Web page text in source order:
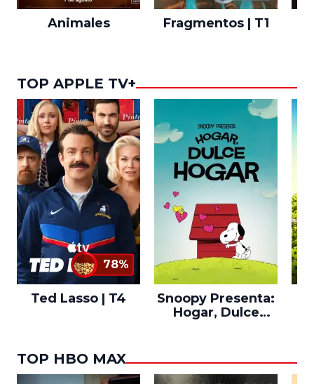
Animales Fragmentos | T1
TOP APPLE TV+
78%
Ted Lasso | T4
Snoopy Presenta:
Hogar, Dulce
TOP HBO MAX